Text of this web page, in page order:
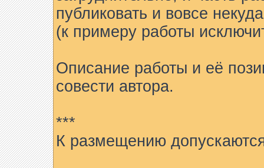
публиковать и вовсе
(к примеру работы
Описание работы и её
совести автора.
***
К размещению